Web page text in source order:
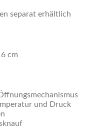
separat erhältlich
cm
und Druck